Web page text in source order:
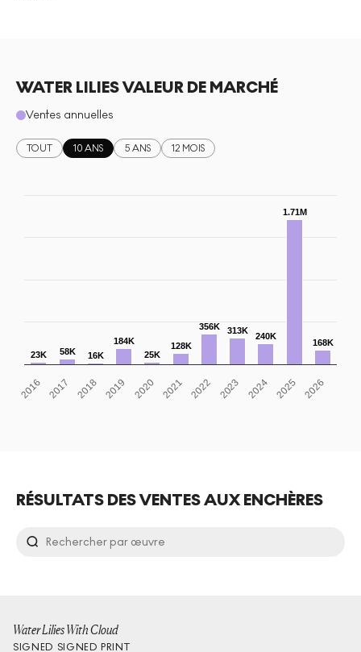
WATER LILIES VALEUR DE MARCHÉ
Ventes annuelles
TOUT 10 ANS 5 ANS 12 MOIS
23K 58K 16K
184K
25K
128K
356K 313K
240K
1.71M
168K
2016 2017 2018 2019 2020 2021 2022 2023 2024 2025 2026
RÉSULTATS DES VENTES AUX ENCHÈRES
Water Lilies With Cloud
SIGNED SIGNED PRINT